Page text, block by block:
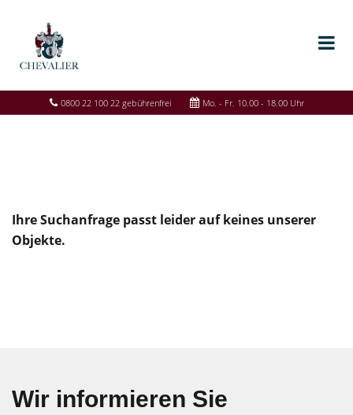
0800 22 100 22 gebührenfrei Mo. - Fr. 10.00 - 18.00 Uhr
Ihre Suchanfrage passt leider auf keines unserer
Objekte.
Wir informieren Sie